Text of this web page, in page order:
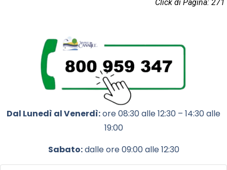
Click di Pagina: 271
Dal Lunedì al Venerdì:ore 08:30 alle 12:30 – 14:30 alle
19:00
Sabato:dalle ore 09:00 alle 12:30